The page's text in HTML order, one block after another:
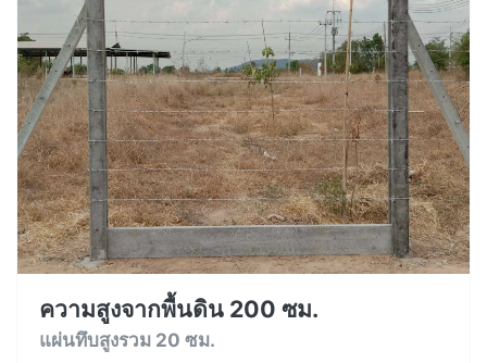
ความสูงจากพื้นดิน 200 ซม.
แผ่นทึบสูงรวม 20 ซม.